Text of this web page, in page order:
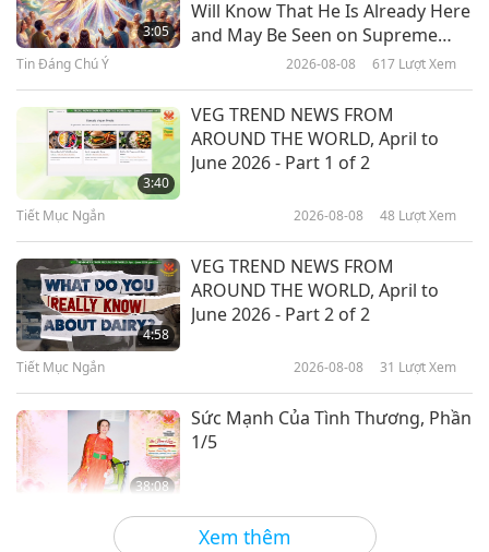
Phần 1/2
Trân Quý Giá Trị Của Tâm Ấn,
Phần 1/7
Giải Pháp Tốt Nhất Cho Hòa Bình-
Nhanh Chóng Ở Ukraine (Ureign),
Xem thêm
3:05
Will Know That He Is Already Here
and May Be Seen on Supreme
Master Television
Tin Đáng Chú Ý 2026-08-08 617 Lượt Xem
3:40
VEG TREND NEWS FROM
AROUND THE WORLD, April to
June 2026 - Part 1 of 2
Tiết Mục Ngắn 2026-08-08 48 Lượt Xem
4:58
VEG TREND NEWS FROM
AROUND THE WORLD, April to
June 2026 - Part 2 of 2
Tiết Mục Ngắn 2026-08-08 31 Lượt Xem
38:08
Sức Mạnh Của Tình Thương, Phần
1/5
2026-08-08